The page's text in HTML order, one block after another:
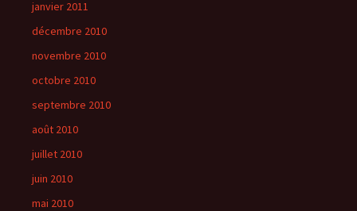
janvier 2011
décembre 2010
novembre 2010
octobre 2010
septembre 2010
août 2010
juillet 2010
juin 2010
mai 2010